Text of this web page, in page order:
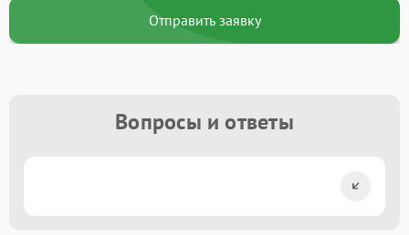
Отправить заявку
Вопросы и ответы